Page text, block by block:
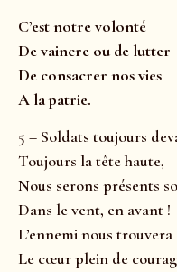
C’est notre volonté
De vaincre ou de lutter
De consacrer nos vies
A la patrie.
5 – Soldats toujours
Toujours la tête haute,
Nous serons présents
Dans le vent, en avant !
L’ennemi nous trouvera
Le cœur plein de